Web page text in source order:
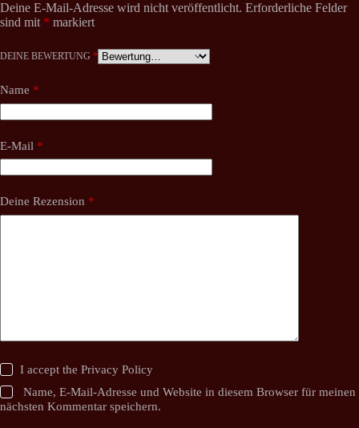
Deine E-Mail-Adresse wird nicht veröffentlicht. Erforderliche Felder
sind mit * markiert
DEINE BEWERTUNG *
Name *
E-Mail *
Deine Rezension *
I accept thePrivacy Policy
Name, E-Mail-Adresse und Website in diesem Browser für meinen
nächsten Kommentar speichern.